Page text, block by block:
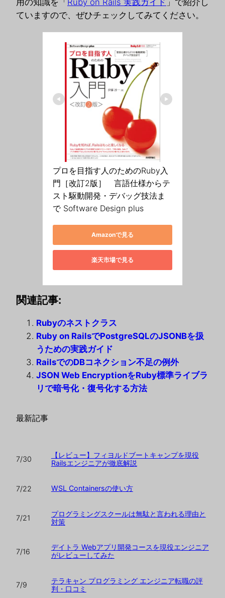
ていますので、ぜひチェックしてみてください。
プロを目指す人のためのRuby入
門［改訂2版］　言語仕様からテ
スト駆動開発・デバッグ技法ま
で Software Design plus
Amazonで見る
楽天市場で見る
関連記事:
Rubyのネストクラス
Ruby on RailsでPostgreSQLのJSONBを扱
うための実践ガイド
RailsでのDBコネクション不足の例外
JSON Web EncryptionをRuby標準ライブラ
リで暗号化・復号化する方法
最新記事
7/30
【レビュー】フィヨルドブートキャンプを現役
Railsエンジニアが徹底解説
7/22 WSL Containersの使い方
7/21
プログラミングスクールは無駄と言われる理由と
対策
7/16
デイトラ Webアプリ開発コースを現役エンジニア
がレビューしてみた
7/9
テラキャン プログラミング エンジニア転職の評
判・口コミ